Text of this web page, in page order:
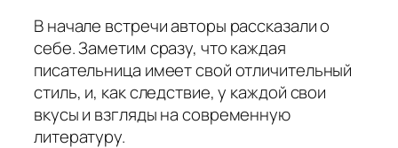
В начале встречи авторы рассказали о
себе. Заметим сразу, что каждая
писательница имеет свой отличительный
стиль, и, как следствие, у каждой свои
вкусы и взгляды на современную
литературу.